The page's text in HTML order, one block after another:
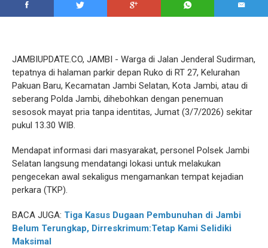
JAMBIUPDATE.CO, JAMBI - Warga di Jalan Jenderal Sudirman,
tepatnya di halaman parkir depan Ruko di RT 27, Kelurahan
Pakuan Baru, Kecamatan Jambi Selatan, Kota Jambi, atau di
seberang Polda Jambi, dihebohkan dengan penemuan
sesosok mayat pria tanpa identitas, Jumat (3/7/2026) sekitar
pukul 13.30 WIB.
Mendapat informasi dari masyarakat, personel Polsek Jambi
Selatan langsung mendatangi lokasi untuk melakukan
pengecekan awal sekaligus mengamankan tempat kejadian
perkara (TKP).
BACA JUGA: Tiga Kasus Dugaan Pembunuhan di Jambi
Belum Terungkap, Dirreskrimum:Tetap Kami Selidiki
Maksimal